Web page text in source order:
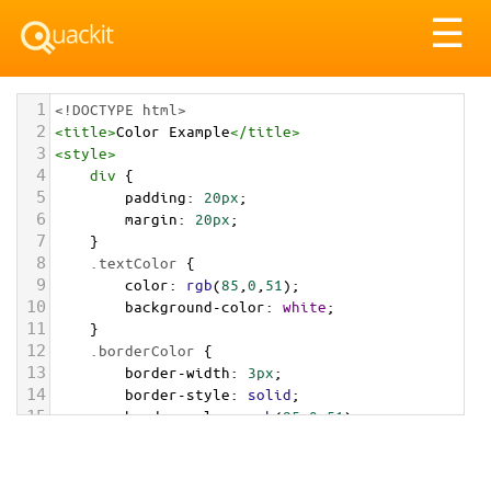
☰
1 <!DOCTYPE html>
2 <title>Color Example</title>
3 <style>
4 div {
5 padding: 20px;
6 margin: 20px;
7 }
8 .textColor {
9 color: rgb(85 0 51 );
10 background-color: white;
11 }
12 .borderColor {
13 border-width: 3px;
14 border-style: solid;
15 border-color: rgb(85,0,51);